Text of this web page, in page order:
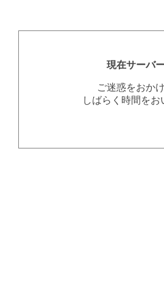
現在サーバ
ご迷惑をおか
しばらく時間を